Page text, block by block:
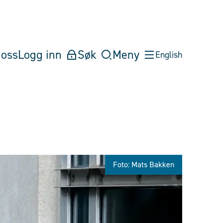
Logg inn Søk Meny English
Foto: Mats Bakken